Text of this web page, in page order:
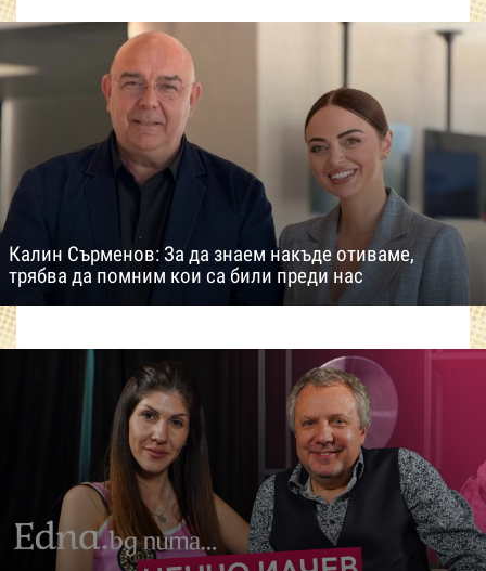
Калин Сърменов: За да знаем накъде отиваме,
трябва да помним кои са били преди нас